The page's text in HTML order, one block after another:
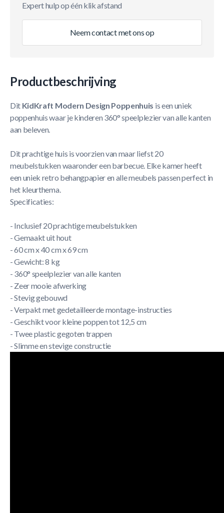
Expert hulp op één klik afstand
Neem contact met ons op
Productbeschrijving
Dit KidKraft Modern Design Poppenhuis is een uniek
poppenhuis waar je kinderen 360° speelplezier van alle kanten
aan beleven.
Dit prachtige huis is voorzien van maar liefst 20
meubelstukken waaronder een barbecue. Elke kamer heeft
een uniek retro behangpapier en alle meubels passen perfect in
het kleurthema.
Specificaties:
- Inclusief 20 prachtige meubelstukken
- Gemaakt uit hout
- 60 cm x 40 cm x 69 cm
- Gewicht: 8 kg
- 360° speelplezier van alle kanten
- Zeer mooie afwerking
- Stevig gebouwd
- Verpakt met gedetailleerde montage-instructies
- Geschikt voor kleine poppen tot 12,5 cm
- Twee plastic gegoten trappen
- Slimme en stevige constructie